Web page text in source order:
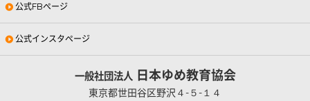
公式FBページ
公式インスタページ
一般社団法人日本ゆめ教育協会
東京都世田谷区野沢４-５-１４